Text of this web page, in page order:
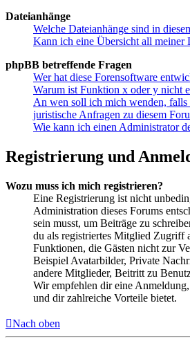
Dateianhänge
Welche Dateianhänge sind in
Kann ich eine Übersicht all meiner
phpBB betreffende Fragen
Wer hat diese Forensoftware
Warum ist Funktion x oder y nicht
An wen soll ich mich wenden, falls
juristische Anfragen zu diesem
Wie kann ich einen Administrator
Registrierung und
Wozu muss ich mich registrieren?
Eine Registrierung ist nicht
Administration dieses Forums
sein musst, um Beiträge zu
du als registriertes Mitglied Zugriff
Funktionen, die Gästen nicht zur
Beispiel Avatarbilder, Private
andere Mitglieder, Beitritt zu
Wir empfehlen dir eine
und dir zahlreiche Vorteile bietet.
Nach oben